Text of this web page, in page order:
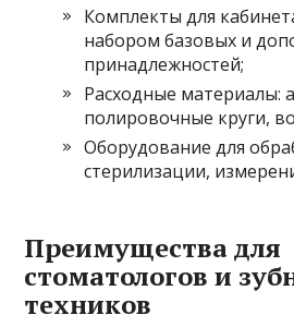
Комплекты для
набором базовых и
принадлежностей;
Расходные материалы:
полировочные круги,
Оборудование для
стерилизации,
Преимущества для
стоматологов и
техников